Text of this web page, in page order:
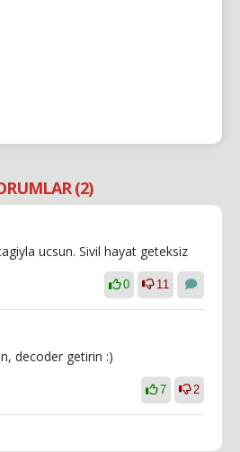
(2)
ucsun. Sivil hayat geteksiz
0 11
decoder getirin :)
7 2